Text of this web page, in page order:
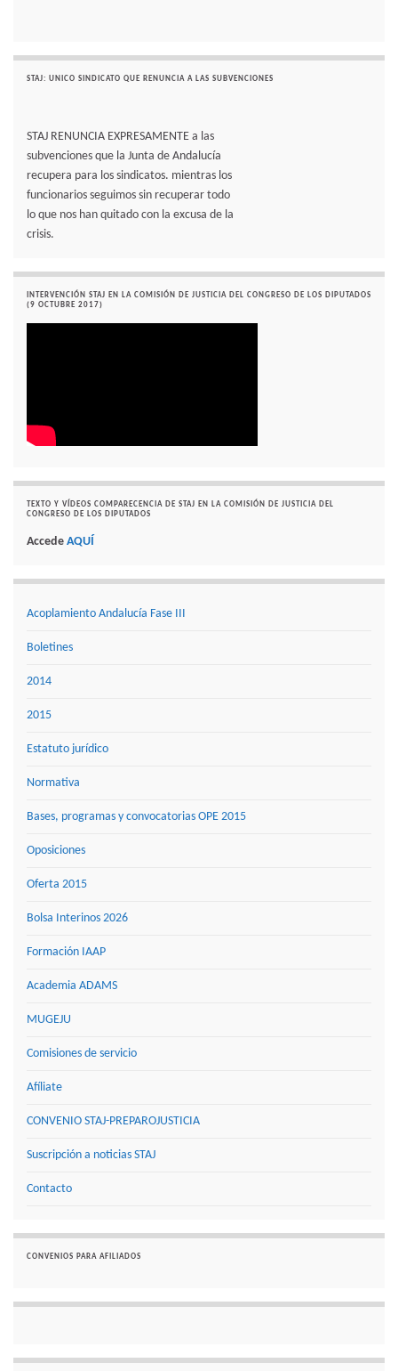
STAJ: UNICO SINDICATO QUE RENUNCIA A LAS SUBVENCIONES
STAJ RENUNCIA EXPRESAMENTE a las
subvenciones que la Junta de Andalucía
recupera para los sindicatos. mientras los
funcionarios seguimos sin recuperar todo
lo que nos han quitado con la excusa de la
crisis.
INTERVENCIÓN STAJ EN LA COMISIÓN DE JUSTICIA DEL CONGRESO DE LOS DIPUTADOS
(9 OCTUBRE 2017)
TEXTO Y VÍDEOS COMPARECENCIA DE STAJ EN LA COMISIÓN DE JUSTICIA DEL
CONGRESO DE LOS DIPUTADOS
Accede AQUÍ
Acoplamiento Andalucía Fase III
Boletines
2014
2015
Estatuto jurídico
Normativa
Bases, programas y convocatorias OPE 2015
Oposiciones
Oferta 2015
Bolsa Interinos 2026
Formación IAAP
Academia ADAMS
MUGEJU
Comisiones de servicio
Afíliate
CONVENIO STAJ-PREPAROJUSTICIA
Suscripción a noticias STAJ
Contacto
CONVENIOS PARA AFILIADOS